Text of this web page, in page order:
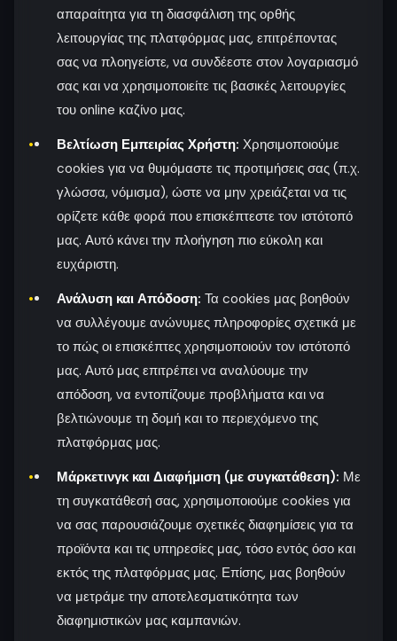
απαραίτητα για τη διασφάλιση της ορθής
λειτουργίας της πλατφόρμας μας, επιτρέποντας
σας να πλοηγείστε, να συνδέεστε στον λογαριασμό
σας και να χρησιμοποιείτε τις βασικές λειτουργίες
του online καζίνο μας.
Βελτίωση Εμπειρίας Χρήστη: Χρησιμοποιούμε
cookies για να θυμόμαστε τις προτιμήσεις σας (π.χ.
γλώσσα, νόμισμα), ώστε να μην χρειάζεται να τις
ορίζετε κάθε φορά που επισκέπτεστε τον ιστότοπό
μας. Αυτό κάνει την πλοήγηση πιο εύκολη και
ευχάριστη.
Ανάλυση και Απόδοση: Τα cookies μας βοηθούν
να συλλέγουμε ανώνυμες πληροφορίες σχετικά με
το πώς οι επισκέπτες χρησιμοποιούν τον ιστότοπό
μας. Αυτό μας επιτρέπει να αναλύουμε την
απόδοση, να εντοπίζουμε προβλήματα και να
βελτιώνουμε τη δομή και το περιεχόμενο της
πλατφόρμας μας.
Μάρκετινγκ και Διαφήμιση (με συγκατάθεση): Με
τη συγκατάθεσή σας, χρησιμοποιούμε cookies για
να σας παρουσιάζουμε σχετικές διαφημίσεις για τα
προϊόντα και τις υπηρεσίες μας, τόσο εντός όσο και
εκτός της πλατφόρμας μας. Επίσης, μας βοηθούν
να μετράμε την αποτελεσματικότητα των
διαφημιστικών μας καμπανιών.